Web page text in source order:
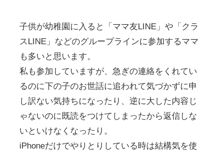
子供が幼稚園に入ると「ママ友LINE」や「クラ
スLINE」などのグループラインに参加するママ
も多いと思います。
私も参加していますが、急ぎの連絡をくれてい
るのに下の子のお世話に追われて気づかずに申
し訳ない気持ちになったり、逆に大した内容じ
ゃないのに既読をつけてしまったから返信しな
いといけなくなったり。
iPhoneだけでやりとりしている時は結構気を使